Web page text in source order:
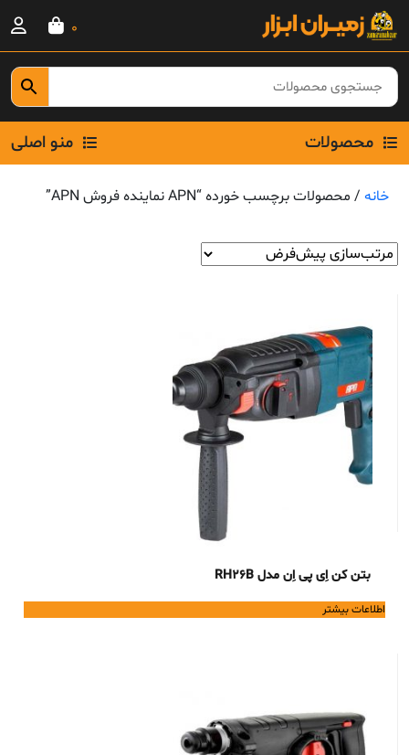
Skip
content
0
محصولات منو اصلی
خانه / محصولات برچسب خورده “APN نماینده فروش APN”
بتن کن اِی پی اِن مدل RH26B
اطلاعات بیشتر